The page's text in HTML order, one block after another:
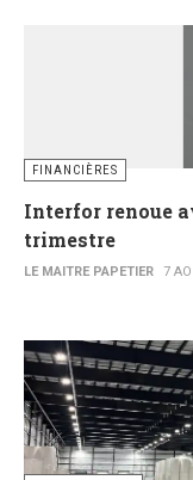
FINANCIÈRES
Interfor renoue
trimestre
LE MAITRE PAPETIER 7